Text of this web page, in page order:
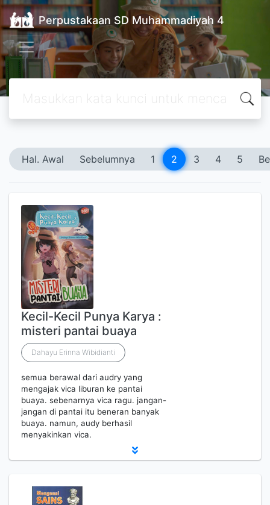
Perpustakaan SD Muhammadiyah 4
Hal. Awal Sebelumnya 1 2 3 4 5
Kecil-Kecil Punya Karya :
misteri pantai buaya
Dahayu Erinna Wibidianti
semua berawal dari audry yang
mengajak vica liburan ke pantai
buaya. sebenarnya vica ragu. jangan-
jangan di pantai itu beneran banyak
buaya. namun, audy berhasil
menyakinkan vica.